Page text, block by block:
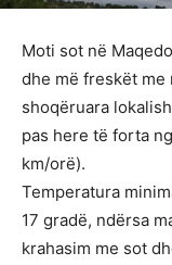
Moti sot në
dhe më freskët
shoqëruara
pas here të forta
km/orë).
Temperatura
17 gradë, ndërsa
krahasim me sot